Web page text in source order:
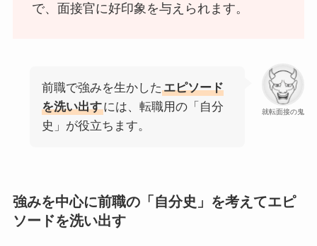
で、面接官に好印象を与えられます。
就転面接の鬼
前職で強みを生かした エピソード
を洗い出すには、転職用の「自分
史」が役立ちます。
強みを中心に前職の「自分史」を考えてエピ
ソードを洗い出す